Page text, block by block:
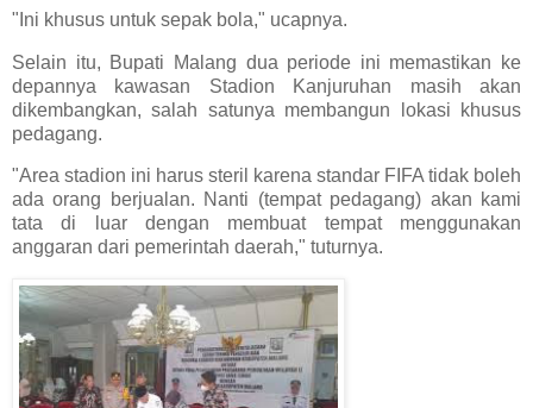
"Ini khusus untuk sepak bola," ucapnya.
Selain itu, Bupati Malang dua periode ini memastikan ke
depannya kawasan Stadion Kanjuruhan masih akan
dikembangkan, salah satunya membangun lokasi khusus
pedagang.
"Area stadion ini harus steril karena standar FIFA tidak boleh
ada orang berjualan. Nanti (tempat pedagang) akan kami
tata di luar dengan membuat tempat menggunakan
anggaran dari pemerintah daerah," tuturnya.